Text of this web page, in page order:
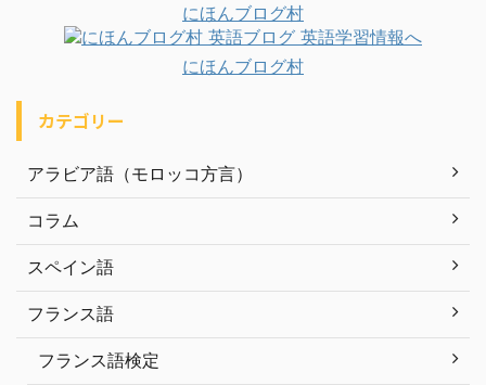
にほんブログ村
にほんブログ村
カテゴリー
アラビア語（モロッコ方言）
コラム
スペイン語
フランス語
フランス語検定